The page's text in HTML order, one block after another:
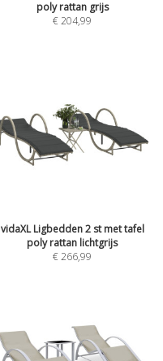
poly rattan grijs
€204,99
vidaXL Ligbedden 2 st met tafel
poly rattan lichtgrijs
€266,99